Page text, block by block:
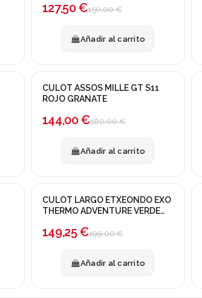
127,50 €150,00 €
Añadir al carrito
¡En oferta!
CULOT ASSOS MILLE GT S11
ROJO GRANATE
144,00 €160,00 €
Añadir al carrito
¡En oferta!
CULOT LARGO ETXEONDO EXO
THERMO ADVENTURE VERDE
149,25 €199,00 €
Añadir al carrito